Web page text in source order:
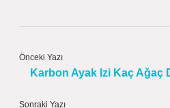
Önceki Yazı
Karbon Ayak Izi Kaç Ağaç
Sonraki Yazı